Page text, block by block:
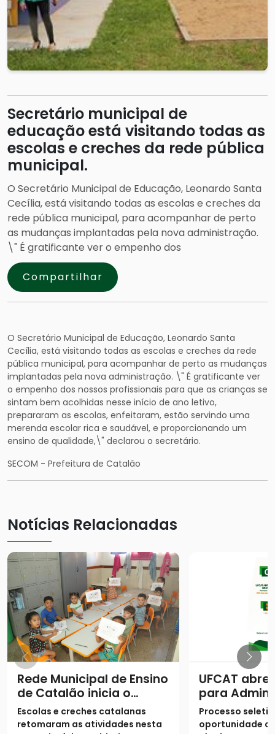
Secretário municipal de
educação está visitando todas as
escolas e creches da rede pública
municipal.
O Secretário Municipal de Educação, Leonardo Santa
Cecília, está visitando todas as escolas e creches da
rede pública municipal, para acompanhar de perto
as mudanças implantadas pela nova administração.
\" É gratificante ver o empenho dos
Compartilhar
O Secretário Municipal de Educação, Leonardo Santa
Cecília, está visitando todas as escolas e creches da rede
pública municipal, para acompanhar de perto as mudanças
implantadas pela nova administração. \" É gratificante ver
o empenho dos nossos profissionais para que as crianças se
sintam bem acolhidas nesse início de ano letivo,
prepararam as escolas, enfeitaram, estão servindo uma
merenda escolar rica e saudável, e proporcionando um
ensino de qualidade,\" declarou o secretário.
SECOM - Prefeitura de Catalão
Notícias Relacionadas
Rede Municipal de Ensino
de Catalão inicia o
segundo semestre com
9,4 mil alunos de volta
Escolas e creches catalanas
retomaram as atividades nesta
UFCAT
para
Pública
para
Processo
oportunidade